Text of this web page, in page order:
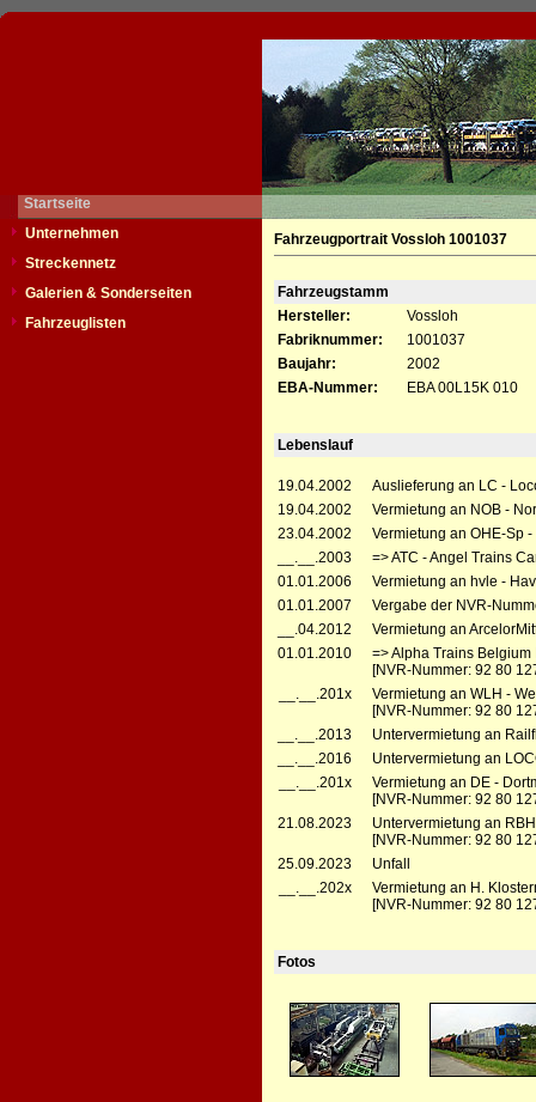
Startseite
Unternehmen
Streckennetz
Galerien & Sonderseiten
Fahrzeuglisten
Fahrzeugportrait Vossloh 1001037
Fahrzeugstamm
Hersteller:
Vossloh
Fabriknummer:
1001037
Baujahr:
2002
EBA-Nummer:
EBA 00L15K 010
Lebenslauf
19.04.2002
Auslieferung an LC -
19.04.2002
Vermietung an NOB -
23.04.2002
Vermietung an OHE-Sp
__.__.2003
=> ATC - Angel Trains
01.01.2006
Vermietung an hvle -
01.01.2007
Vergabe der NVR-
__.04.2012
Vermietung an
01.01.2010
=> Alpha Trains Belgium
[NVR-Nummer: 92 80
__.__.201x
Vermietung an WLH -
[NVR-Nummer: 92 80
__.__.2013
Untervermietung an
__.__.2016
Untervermietung an
__.__.201x
Vermietung an DE -
[NVR-Nummer: 92 80
21.08.2023
Untervermietung an
[NVR-Nummer: 92 80
25.09.2023
Unfall
__.__.202x
Vermietung an H.
[NVR-Nummer: 92 80
Fotos